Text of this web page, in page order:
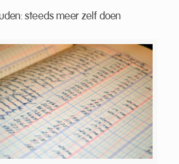
steeds meer zelf doen